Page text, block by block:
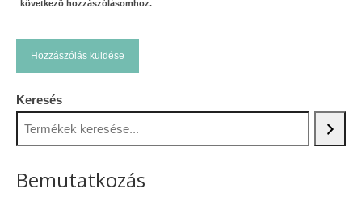
következő hozzászólásomhoz.
Keresés
Bemutatkozás